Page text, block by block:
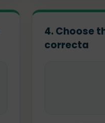
4. Choose
correcta